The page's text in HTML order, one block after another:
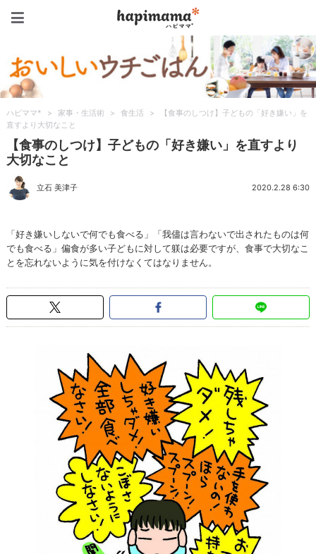
ハピママ* > 家事・生活術 > 食生活 >
【食事のしつけ】子どもの「好き嫌い」を
直すより大切なこと
【食事のしつけ】子どもの「好き嫌い」を直すより
大切なこと
立石 美津子 2020.2.28 6:30
「好き嫌いしないで何でも食べる」「我儘は言わないで出されたものは何
でも食べる」偏食が多い子どもに対して躾は必要ですが、食事で大切なこ
とを忘れないように気を付けなくてはなりません。